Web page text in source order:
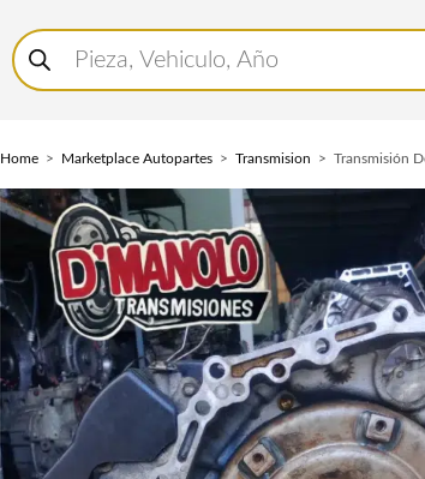
Buscar
productos
Home Marketplace Autopartes Transmision Transmisión